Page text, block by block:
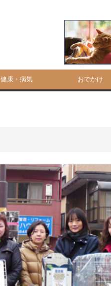
健康・病気 おでかけ